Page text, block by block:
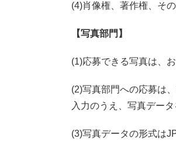
(4)肖像権、著作権、そ
【写真部門】
(1)応募できる写真は、
(2)写真部門への応募は
入力のうえ、写真デー
(3)写真データの形式は